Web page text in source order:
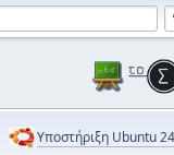
Υποστήριξη Ubuntu